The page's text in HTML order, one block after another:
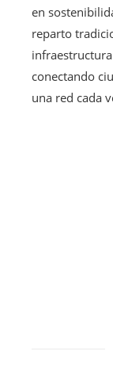
en
reparto
conectando
una red cada